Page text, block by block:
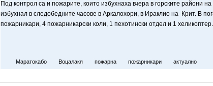
Под контрол са и пожарите, които избухнаха вчера в горските райони
избухнал в следобедните часове в Аркалохори, в Ираклио на Крит. В
пожарникари, 4 пожарникарски коли, 1 пехотински отдел и 1 хеликоптер.
Маратокабо Воцалакя пожарна пожарникари актуално